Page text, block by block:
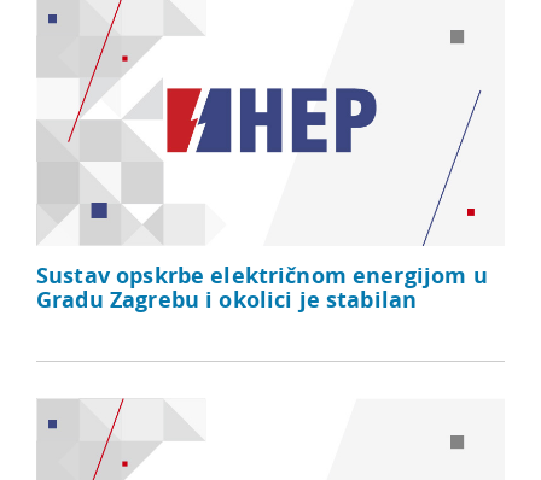
Sustav opskrbe električnom energijom u
Gradu Zagrebu i okolici je stabilan